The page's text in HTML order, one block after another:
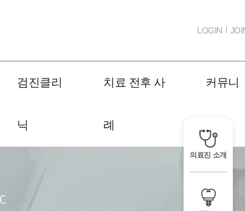
LOGIN
검진클리
닉
치료 전후 사
례
커뮤니
의료진 소개